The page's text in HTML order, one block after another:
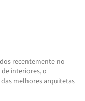
recentemente no
interiores, o
melhores arquitetas